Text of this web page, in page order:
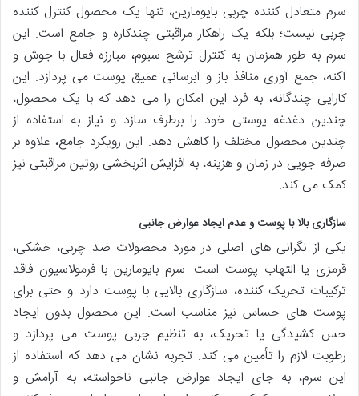
سرم متعادل کننده چربی بایومارین، تنها یک محصول کنترل کننده
چربی نیست؛ بلکه یک راهکار مراقبتی چندکاره و جامع است. این
سرم به طور همزمان به کنترل ترشح سبوم، مبارزه فعال با جوش و
آکنه، جمع آوری منافذ باز و آبرسانی عمیق پوست می پردازد. این
کارایی چندگانه، به فرد این امکان را می دهد که با یک محصول،
چندین دغدغه پوستی خود را برطرف سازد و نیاز به استفاده از
چندین محصول مختلف را کاهش دهد. این رویکرد جامع، علاوه بر
صرفه جویی در زمان و هزینه، به افزایش اثربخشی روتین مراقبتی نیز
کمک می کند.
سازگاری بالا با پوست و عدم ایجاد عوارض جانبی
یکی از نگرانی های اصلی در مورد محصولات ضد چربی، خشکی،
قرمزی یا التهاب پوست است. سرم بایومارین با فرمولاسیون فاقد
ترکیبات تحریک کننده، سازگاری بالایی با پوست دارد و حتی برای
پوست های حساس نیز مناسب است. این محصول بدون ایجاد
حس کشیدگی یا تحریک، به تنظیم چربی پوست می پردازد و
رطوبت لازم را تأمین می کند. تجربه نشان می دهد که استفاده از
این سرم، به جای ایجاد عوارض جانبی ناخواسته، به آرامش و